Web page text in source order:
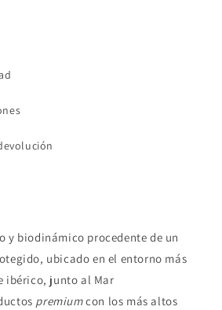
y biodinámico procedente de un
ubicado en el entorno más
ibérico, junto al Mar
premiumcon los más altos